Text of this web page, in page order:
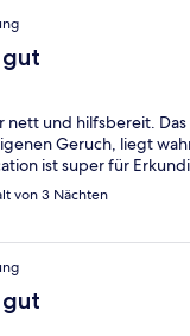
gut
nett und hilfsbereit.
Geruch, liegt
ist super für
von 3 Nächten
gut